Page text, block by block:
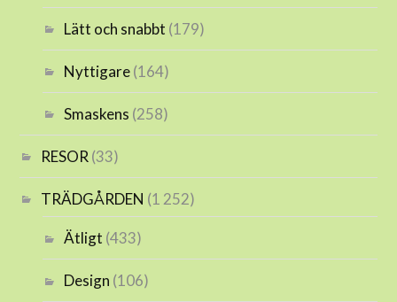
Lätt och snabbt (179)
Nyttigare(164)
Smaskens (258)
RESOR (33)
TRÄDGÅRDEN (1 252)
Ätligt (433)
Design (106)